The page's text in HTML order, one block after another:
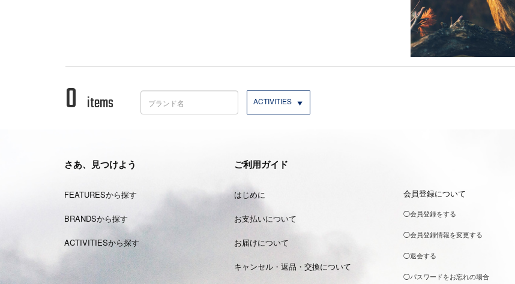
0 items ACTIVITIES
さあ、見つけよう
FEATURESから探す
BRANDSから探す
ACTIVITIESから探す
ご利用ガイド
はじめに
お支払いについて
お届けについて
キャンセル・返品・交換について
会員登録について
◯会員登録をする
◯会員登録情報を変更する
◯退会する
◯パスワードをお忘れの場合